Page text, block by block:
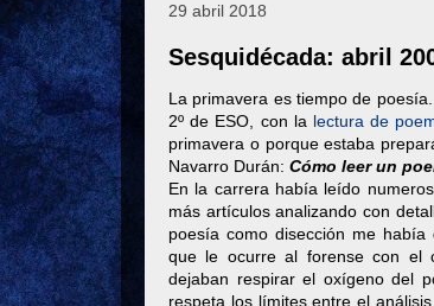
29 abril 2018
Sesquidécada: abril
La primavera es tiempo de
2º de ESO, con la lectura de
primavera o porque estaba
Navarro Durán: Cómo leer un
En la carrera había leído
más artículos analizando con
poesía como disección me
que le ocurre al forense con el
dejaban respirar el oxígeno del
respeta los límites entre el